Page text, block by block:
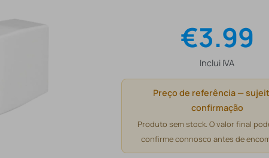
€3.99
Inclui IVA
Preço de referência —
confirmação
Produto sem stock. O valor final
confirme connosco antes de